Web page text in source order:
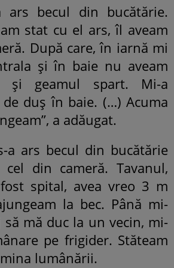
ars becul din bucătărie.
stat cu el ars, îl aveam
După care, în iarnă mi
și în baie nu aveam
și geamul spart. Mi-a
duș în baie. (…) Acuma
a adăugat.
a ars becul din bucătărie
din cameră. Tavanul,
spital, avea vreo 3 m
la bec. Până mi-
mă duc la un vecin, mi-
pe frigider. Stăteam
lumânării.